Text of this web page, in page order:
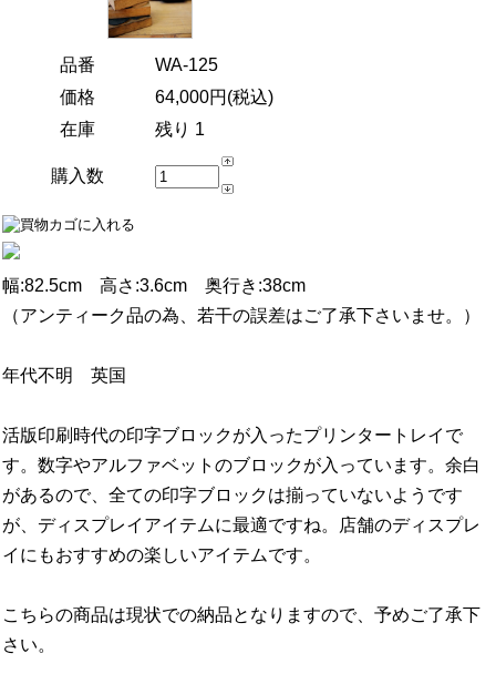
品番
WA-125
価格
64,000円(税込)
在庫
残り 1
購入数
幅:82.5cm 高さ:3.6cm 奥行き:38cm
（アンティーク品の為、若干の誤差はご了承下さいませ。）
年代不明 英国
活版印刷時代の印字ブロックが入ったプリンタートレイで
す。数字やアルファベットのブロックが入っています。余白
があるので、全ての印字ブロックは揃っていないようです
が、ディスプレイアイテムに最適ですね。店舗のディスプレ
イにもおすすめの楽しいアイテムです。
こちらの商品は現状での納品となりますので、予めご了承下
さい。